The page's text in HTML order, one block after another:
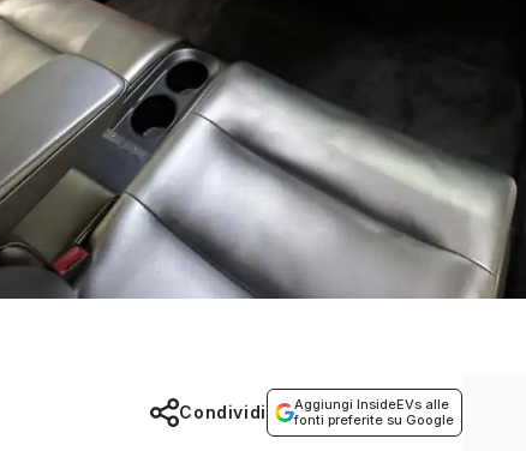
Aggiungi InsideEVs alle
fonti preferite su Google
Condividi